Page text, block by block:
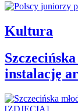
Kultura
instalację